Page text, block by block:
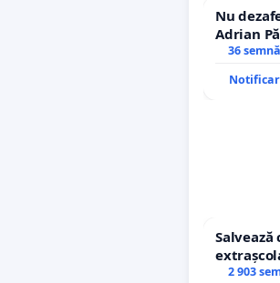
Nu
Adrian
Icoanei!
36
copiilor
2 903